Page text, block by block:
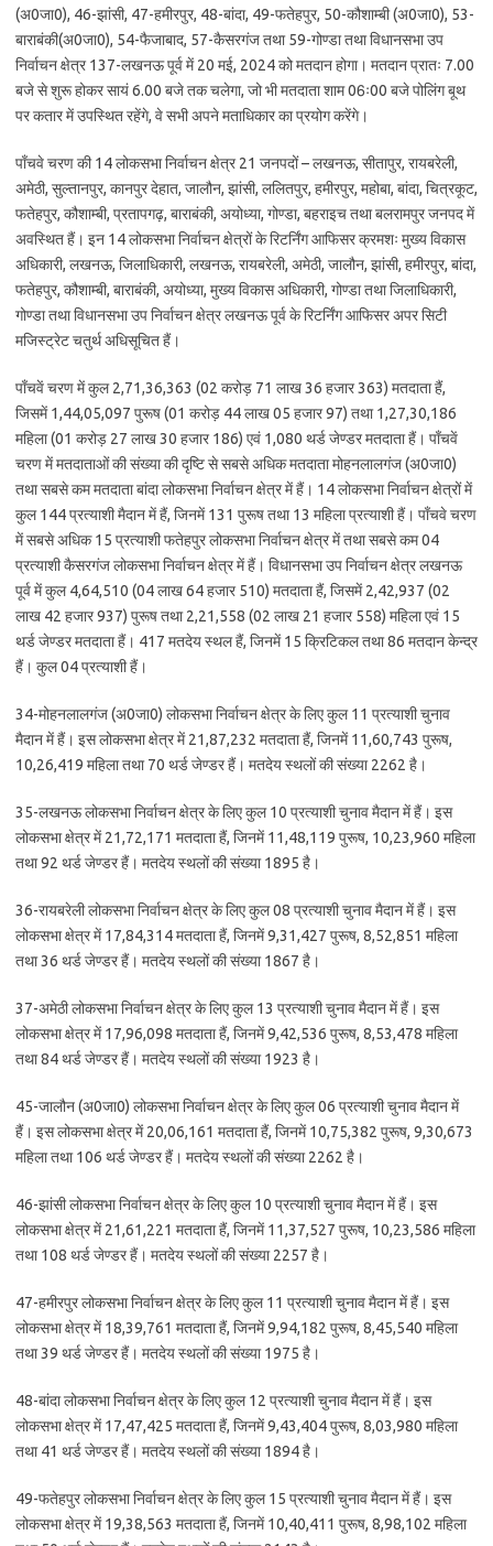
(अ0जा0), 46-झांसी, 47-हमीरपुर, 48-बांदा, 49-फतेहपुर, 50-कौशाम्बी (अ0जा0), 53-
बाराबंकी(अ0जा0), 54-फैजाबाद, 57-कैसरगंज तथा 59-गोण्डा तथा विधानसभा उप
निर्वाचन क्षेत्र 137-लखनऊ पूर्व में 20 मई, 2024 को मतदान होगा। मतदान प्रातः 7.00
बजे से शुरू होकर सायं 6.00 बजे तक चलेगा, जो भी मतदाता शाम 06ः00 बजे पोलिंग बूथ
पर कतार में उपस्थित रहेंगे, वे सभी अपने मताधिकार का प्रयोग करेंगे।
पाँचवे चरण की 14 लोकसभा निर्वाचन क्षेत्र 21 जनपदों – लखनऊ, सीतापुर, रायबरेली,
अमेठी, सुल्तानपुर, कानपुर देहात, जालौन, झांसी, ललितपुर, हमीरपुर, महोबा, बांदा, चित्रकूट,
फतेहपुर, कौशाम्बी, प्रतापगढ़, बाराबंकी, अयोध्या, गोण्डा, बहराइच तथा बलरामपुर जनपद में
अवस्थित हैं। इन 14 लोकसभा निर्वाचन क्षेत्रों के रिटर्निंग आफिसर क्रमशः मुख्य विकास
अधिकारी, लखनऊ, जिलाधिकारी, लखनऊ, रायबरेली, अमेठी, जालौन, झांसी, हमीरपुर, बांदा,
फतेहपुर, कौशाम्बी, बाराबंकी, अयोध्या, मुख्य विकास अधिकारी, गोण्डा तथा जिलाधिकारी,
गोण्डा तथा विधानसभा उप निर्वाचन क्षेत्र लखनऊ पूर्व के रिटर्निंग आफिसर अपर सिटी
मजिस्ट्रेट चतुर्थ अधिसूचित हैं।
पाँचवें चरण में कुल 2,71,36,363 (02 करोड़ 71 लाख 36 हजार 363) मतदाता हैं,
जिसमें 1,44,05,097 पुरूष (01 करोड़ 44 लाख 05 हजार 97) तथा 1,27,30,186
महिला (01 करोड़ 27 लाख 30 हजार 186) एवं 1,080 थर्ड जेण्डर मतदाता हैं। पाँचवें
चरण में मतदाताओं की संख्या की दृष्टि से सबसे अधिक मतदाता मोहनलालगंज (अ0जा0)
तथा सबसे कम मतदाता बांदा लोकसभा निर्वाचन क्षेत्र में हैं। 14 लोकसभा निर्वाचन क्षेत्रों में
कुल 144 प्रत्याशी मैदान में हैं, जिनमें 131 पुरूष तथा 13 महिला प्रत्याशी हैं। पाँचवे चरण
में सबसे अधिक 15 प्रत्याशी फतेहपुर लोकसभा निर्वाचन क्षेत्र में तथा सबसे कम 04
प्रत्याशी कैसरगंज लोकसभा निर्वाचन क्षेत्र में हैं। विधानसभा उप निर्वाचन क्षेत्र लखनऊ
पूर्व में कुल 4,64,510 (04 लाख 64 हजार 510) मतदाता हैं, जिसमें 2,42,937 (02
लाख 42 हजार 937) पुरूष तथा 2,21,558 (02 लाख 21 हजार 558) महिला एवं 15
थर्ड जेण्डर मतदाता हैं। 417 मतदेय स्थल हैं, जिनमें 15 क्रिटिकल तथा 86 मतदान केन्द्र
हैं। कुल 04 प्रत्याशी हैं।
34-मोहनलालगंज (अ0जा0) लोकसभा निर्वाचन क्षेत्र के लिए कुल 11 प्रत्याशी चुनाव
मैदान में हैं। इस लोकसभा क्षेत्र में 21,87,232 मतदाता हैं, जिनमें 11,60,743 पुरूष,
10,26,419 महिला तथा 70 थर्ड जेण्डर हैं। मतदेय स्थलों की संख्या 2262 है।
35-लखनऊ लोकसभा निर्वाचन क्षेत्र के लिए कुल 10 प्रत्याशी चुनाव मैदान में हैं। इस
लोकसभा क्षेत्र में 21,72,171 मतदाता हैं, जिनमें 11,48,119 पुरूष, 10,23,960 महिला
तथा 92 थर्ड जेण्डर हैं। मतदेय स्थलों की संख्या 1895 है।
36-रायबरेली लोकसभा निर्वाचन क्षेत्र के लिए कुल 08 प्रत्याशी चुनाव मैदान में हैं। इस
लोकसभा क्षेत्र में 17,84,314 मतदाता हैं, जिनमें 9,31,427 पुरूष, 8,52,851 महिला
तथा 36 थर्ड जेण्डर हैं। मतदेय स्थलों की संख्या 1867 है।
37-अमेठी लोकसभा निर्वाचन क्षेत्र के लिए कुल 13 प्रत्याशी चुनाव मैदान में हैं। इस
लोकसभा क्षेत्र में 17,96,098 मतदाता हैं, जिनमें 9,42,536 पुरूष, 8,53,478 महिला
तथा 84 थर्ड जेण्डर हैं। मतदेय स्थलों की संख्या 1923 है।
45-जालौन (अ0जा0) लोकसभा निर्वाचन क्षेत्र के लिए कुल 06 प्रत्याशी चुनाव मैदान में
हैं। इस लोकसभा क्षेत्र में 20,06,161 मतदाता हैं, जिनमें 10,75,382 पुरूष, 9,30,673
महिला तथा 106 थर्ड जेण्डर हैं। मतदेय स्थलों की संख्या 2262 है।
46-झांसी लोकसभा निर्वाचन क्षेत्र के लिए कुल 10 प्रत्याशी चुनाव मैदान में हैं। इस
लोकसभा क्षेत्र में 21,61,221 मतदाता हैं, जिनमें 11,37,527 पुरूष, 10,23,586 महिला
तथा 108 थर्ड जेण्डर हैं। मतदेय स्थलों की संख्या 2257 है।
47-हमीरपुर लोकसभा निर्वाचन क्षेत्र के लिए कुल 11 प्रत्याशी चुनाव मैदान में हैं। इस
लोकसभा क्षेत्र में 18,39,761 मतदाता हैं, जिनमें 9,94,182 पुरूष, 8,45,540 महिला
तथा 39 थर्ड जेण्डर हैं। मतदेय स्थलों की संख्या 1975 है।
48-बांदा लोकसभा निर्वाचन क्षेत्र के लिए कुल 12 प्रत्याशी चुनाव मैदान में हैं। इस
लोकसभा क्षेत्र में 17,47,425 मतदाता हैं, जिनमें 9,43,404 पुरूष, 8,03,980 महिला
तथा 41 थर्ड जेण्डर हैं। मतदेय स्थलों की संख्या 1894 है।
49-फतेहपुर लोकसभा निर्वाचन क्षेत्र के लिए कुल 15 प्रत्याशी चुनाव मैदान में हैं। इस
लोकसभा क्षेत्र में 19,38,563 मतदाता हैं, जिनमें 10,40,411 पुरूष, 8,98,102 महिला